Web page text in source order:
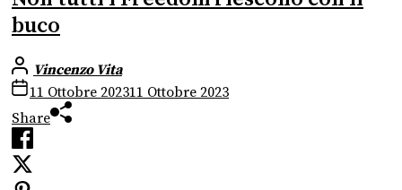
buco
Vincenzo Vita
11 Ottobre 202311 Ottobre 2023
Share